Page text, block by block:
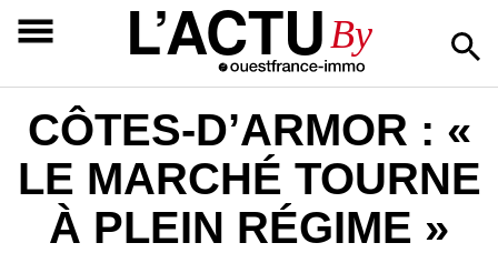
L’ACTUBy
CÔTES-D’ARMOR : «
LE MARCHÉ TOURNE
À PLEIN RÉGIME »